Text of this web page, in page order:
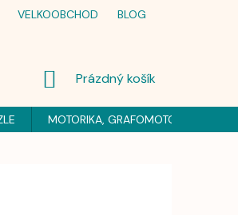
VELKOOBCHOD BLOG
NÁKUPNÍ
Prázdný košík
MOTORIKA, GRAFOMOTORIKA